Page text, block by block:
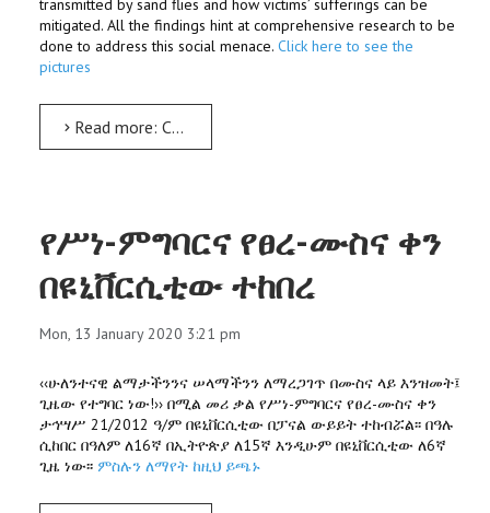
transmitted by sand flies and how victims’ sufferings can be
mitigated. All the findings hint at comprehensive research to be
done to address this social menace. Click here to see the
pictures
Read more: Cutaneous Leishmaniasis: AMU mulls over research findings
የሥነ-ምግባርና የፀረ-ሙስና ቀን
በዩኒቨርሲቲው ተከበረ
Mon, 13 January 2020 3:21 pm
‹‹ሁለንተናዊ ልማታችንንና ሠላማችንን ለማረጋገጥ በሙስና ላይ እንዝመት፤
ጊዜው የተግባር ነው!›› በሚል መሪ ቃል የሥነ-ምግባርና የፀረ-ሙስና ቀን
ታኅሣሥ 21/2012 ዓ/ም በዩኒቨርሲቲው በፓናል ውይይት ተከብሯል፡፡ በዓሉ
ሲከበር በዓለም ለ16ኛ በኢትዮጵያ ለ15ኛ እንዲሁም በዩኒቨርሲቲው ለ6ኛ
ጊዜ ነው፡፡ ምስሉን ለማየት ከዚህ ይጫኑ